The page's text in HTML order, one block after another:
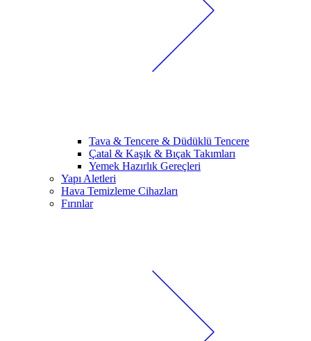
Tava & Tencere & Düdüklü Tencere
Çatal & Kaşık & Bıçak Takımları
Yemek Hazırlık Gereçleri
Yapı Aletleri
Hava Temizleme Cihazları
Fırınlar